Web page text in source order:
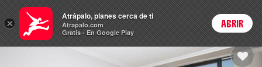
Hoteles Precios en
ARSCambiar moneda
Login
×
Atrápalo, planes cerca de ti
Atrapalo.com
Gratis - En Google Play
ABRIR